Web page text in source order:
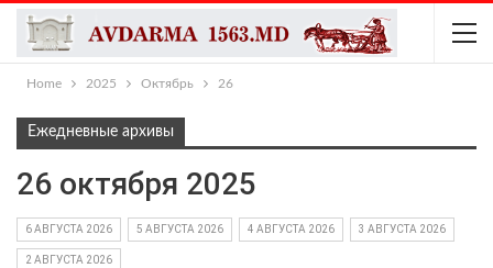
Home 2025 Октябрь 26
Ежедневные архивы
26 октября 2025
6 АВГУСТА 2026 5 АВГУСТА 2026 4 АВГУСТА 2026 3 АВГУСТА 2026
2 АВГУСТА 2026